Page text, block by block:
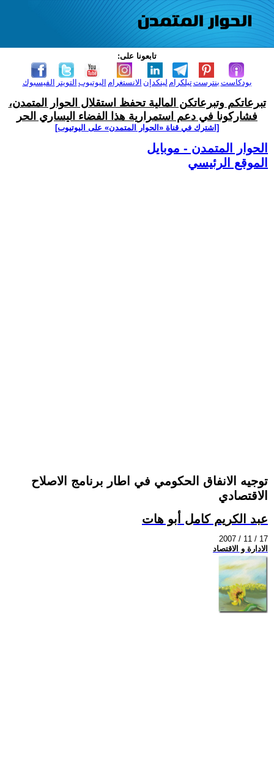
تابعونا على:
الفيسبوك التويتر اليوتيوب الانستغرام لينكدإن تيلكرامبنترست بودكاست
تبرعاتكم وتبرعاتكن المالية تحفظ استقلال الحوار المتمدن،
فشاركونا في دعم استمرارية هذا الفضاء اليساري الحر
[اشترك في قناة ‫«الحوار المتمدن» على اليوتيوب]
الحوار المتمدن - موبايل
الموقع الرئيسي
توجيه الانفاق الحكومي في اطار برنامج الاصلاح
الاقتصادي
عبد الكريم كامل أبو هات
2007 / 11 / 17
الادارة و الاقتصاد